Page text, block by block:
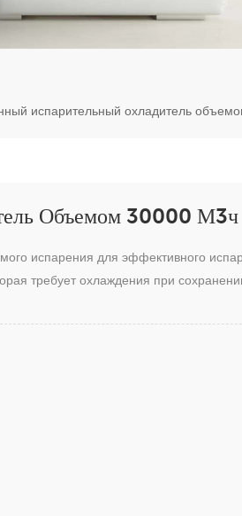
испарительный охладитель
Объемом 30000 М3ч
испарения для эффективного
требует охлаждения при